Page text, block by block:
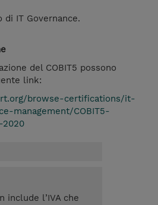
IT Governance.
del COBIT5 possono
link:
browse-certifications/it-
management/COBIT5-
include l’IVA che